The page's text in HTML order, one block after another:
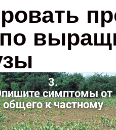
по
3.
симптомы от
общего к частному